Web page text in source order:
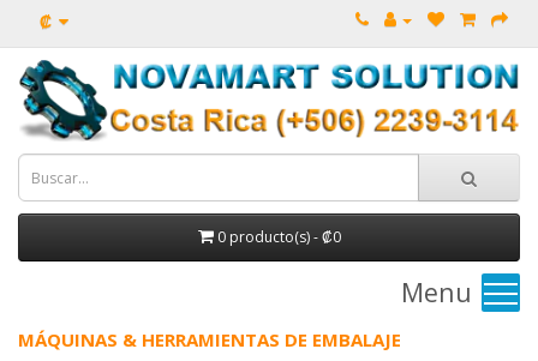
₡
0 producto(s) - ₡0
Menu
MÁQUINAS & HERRAMIENTAS DE EMBALAJE